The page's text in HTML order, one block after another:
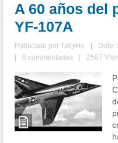
A 60 años del
YF-107A
Publicado porTallyHo
Date:
0 commentarios 2587